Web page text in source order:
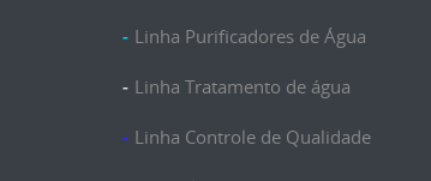
Linha Purificadores de Água
Linha Tratamento de água
Linha Controle de Qualidade